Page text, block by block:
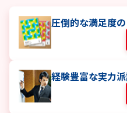
圧倒的な満足度
経験豊富な実力